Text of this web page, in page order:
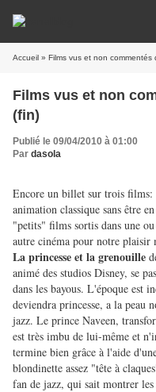
Accueil » Films vus et non
Films vus et non
(fin)
Publié le 09/04/2010 à 01:00
Par dasola
Encore un billet sur trois films:
animation classique sans être
"petits" films sortis dans une
autre cinéma pour notre plaisir
La princesse et la grenouille
animé des studios Disney, se
dans les bayous. L'époque est
deviendra princesse, a la peau
jazz. Le prince Naveen,
est très imbu de lui-même et
termine bien grâce à l'aide
blondinette assez "tête à
fan de jazz, qui sait montrer